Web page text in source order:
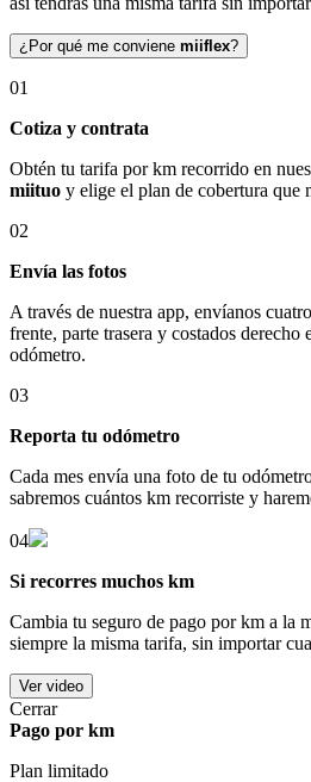
¿Por qué me conviene miiflex?
01
Cotiza y contrata
Obtén tu tarifa por km recorrido en
miituo y elige el plan de cobertura que
02
Envía las fotos
A través de nuestra app, envíanos
frente, parte trasera y costados derecho
odómetro.
03
Reporta tu odómetro
Cada mes envía una foto de tu
sabremos cuántos km recorriste y
04
Si recorres muchos km
Cambia tu seguro de pago por km a la
siempre la misma tarifa, sin importar
Ver video
Cerrar
Pago por km
Plan limitado